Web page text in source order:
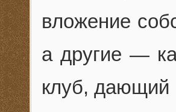
вложение
а другие —
клуб, дающий